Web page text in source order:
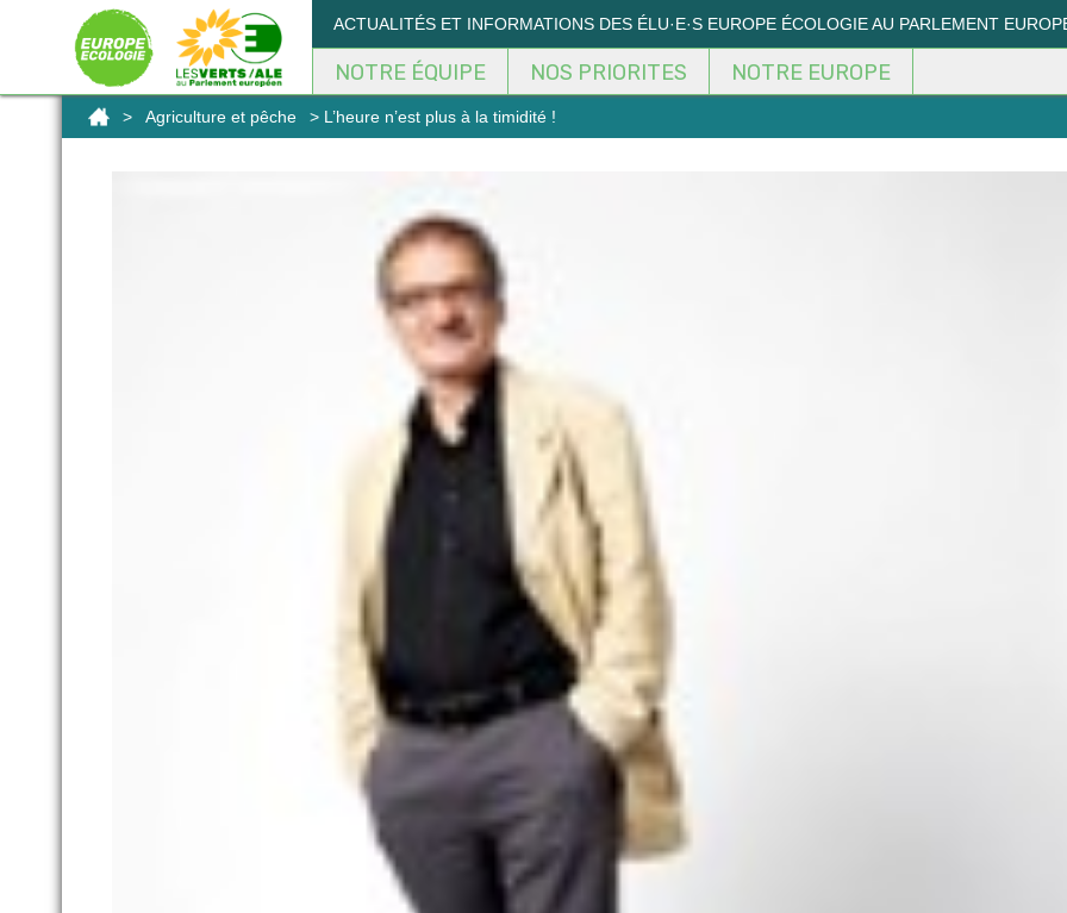
ACTUALITÉS ET INFORMATIONS DES ÉLU·E·S EUROPE ÉCOLOGIE AU PARLEMENT
NOTRE ÉQUIPE NOS PRIORITES NOTRE EUROPE
> Agriculture et pêche > L’heure n’est plus à la timidité !
Panneau de gestion des cookies